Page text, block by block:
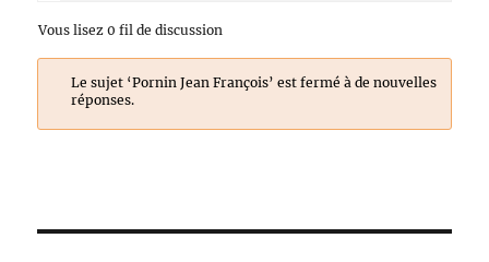
Vous lisez 0 fil de discussion
Le sujet ‘Pornin Jean François’ est fermé à de nouvelles
réponses.